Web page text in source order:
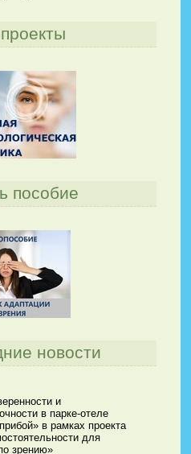
пособие
новости
и
в парке-отеле
в рамках проекта
для
зрению»